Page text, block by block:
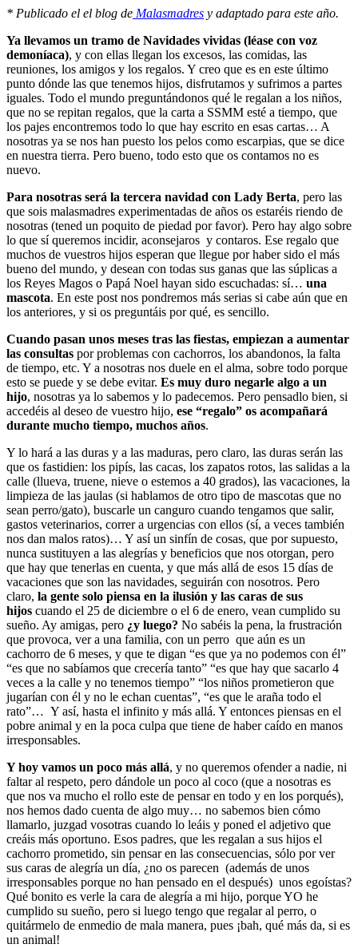
* Publicado el el blog de Malasmadres y adaptado para este año.
Ya llevamos un tramo de Navidades vividas (léase con voz
demoníaca), y con ellas llegan los excesos, las comidas, las
reuniones, los amigos y los regalos. Y creo que es en este último
punto dónde las que tenemos hijos, disfrutamos y sufrimos a partes
iguales. Todo el mundo preguntándonos qué le regalan a los niños,
que no se repitan regalos, que la carta a SSMM esté a tiempo, que
los pajes encontremos todo lo que hay escrito en esas cartas… A
nosotras ya se nos han puesto los pelos como escarpias, que se dice
en nuestra tierra. Pero bueno, todo esto que os contamos no es
nuevo.
Para nosotras será la tercera navidad con Lady Berta, pero las
que sois malasmadres experimentadas de años os estaréis riendo de
nosotras (tened un poquito de piedad por favor). Pero hay algo sobre
lo que sí queremos incidir, aconsejaros y contaros. Ese regalo que
muchos de vuestros hijos esperan que llegue por haber sido el más
bueno del mundo, y desean con todas sus ganas que las súplicas a
los Reyes Magos o Papá Noel hayan sido escuchadas: sí… una
mascota. En este post nos pondremos más serias si cabe aún que en
los anteriores, y si os preguntáis por qué, es sencillo.
Cuando pasan unos meses tras las fiestas, empiezan a aumentar
las consultas por problemas con cachorros, los abandonos, la falta
de tiempo, etc. Y a nosotras nos duele en el alma, sobre todo porque
esto se puede y se debe evitar. Es muy duro negarle algo a un
hijo, nosotras ya lo sabemos y lo padecemos. Pero pensadlo bien, si
accedéis al deseo de vuestro hijo, ese “regalo” os acompañará
durante mucho tiempo, muchos años.
Y lo hará a las duras y a las maduras, pero claro, las duras serán las
que os fastidien: los pipís, las cacas, los zapatos rotos, las salidas a la
calle (llueva, truene, nieve o estemos a 40 grados), las vacaciones, la
limpieza de las jaulas (si hablamos de otro tipo de mascotas que no
sean perro/gato), buscarle un canguro cuando tengamos que salir,
gastos veterinarios, correr a urgencias con ellos (sí, a veces también
nos dan malos ratos)… Y así un sinfín de cosas, que por supuesto,
nunca sustituyen a las alegrías y beneficios que nos otorgan, pero
que hay que tenerlas en cuenta, y que más allá de esos 15 días de
vacaciones que son las navidades, seguirán con nosotros. Pero
claro, la gente solo piensa en la ilusión y las caras de sus
hijos cuando el 25 de diciembre o el 6 de enero, vean cumplido su
sueño. Ay amigas, pero ¿y luego? No sabéis la pena, la frustración
que provoca, ver a una familia, con un perro que aún es un
cachorro de 6 meses, y que te digan “es que ya no podemos con él”
“es que no sabíamos que crecería tanto” “es que hay que sacarlo 4
veces a la calle y no tenemos tiempo” “los niños prometieron que
jugarían con él y no le echan cuentas”, “es que le araña todo el
rato”… Y así, hasta el infinito y más allá. Y entonces piensas en el
pobre animal y en la poca culpa que tiene de haber caído en manos
irresponsables.
Y hoy vamos un poco más allá, y no queremos ofender a nadie, ni
faltar al respeto, pero dándole un poco al coco (que a nosotras es
que nos va mucho el rollo este de pensar en todo y en los porqués),
nos hemos dado cuenta de algo muy… no sabemos bien cómo
llamarlo, juzgad vosotras cuando lo leáis y poned el adjetivo que
creáis más oportuno. Esos padres, que les regalan a sus hijos el
cachorro prometido, sin pensar en las consecuencias, sólo por ver
sus caras de alegría un día, ¿no os parecen (además de unos
irresponsables porque no han pensado en el después) unos egoístas?
Qué bonito es verle la cara de alegría a mi hijo, porque YO he
cumplido su sueño, pero si luego tengo que regalar al perro, o
quitármelo de enmedio de mala manera, pues ¡bah, qué más da, si es
un animal!